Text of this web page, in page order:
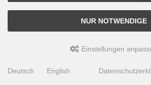
Sprachvariablen befinden sich in der Datei tpl_modified/lang/
modified eCommerce Shopsoftware ©
NUR NOTWENDIGE
Einstellungen
Deutsch English